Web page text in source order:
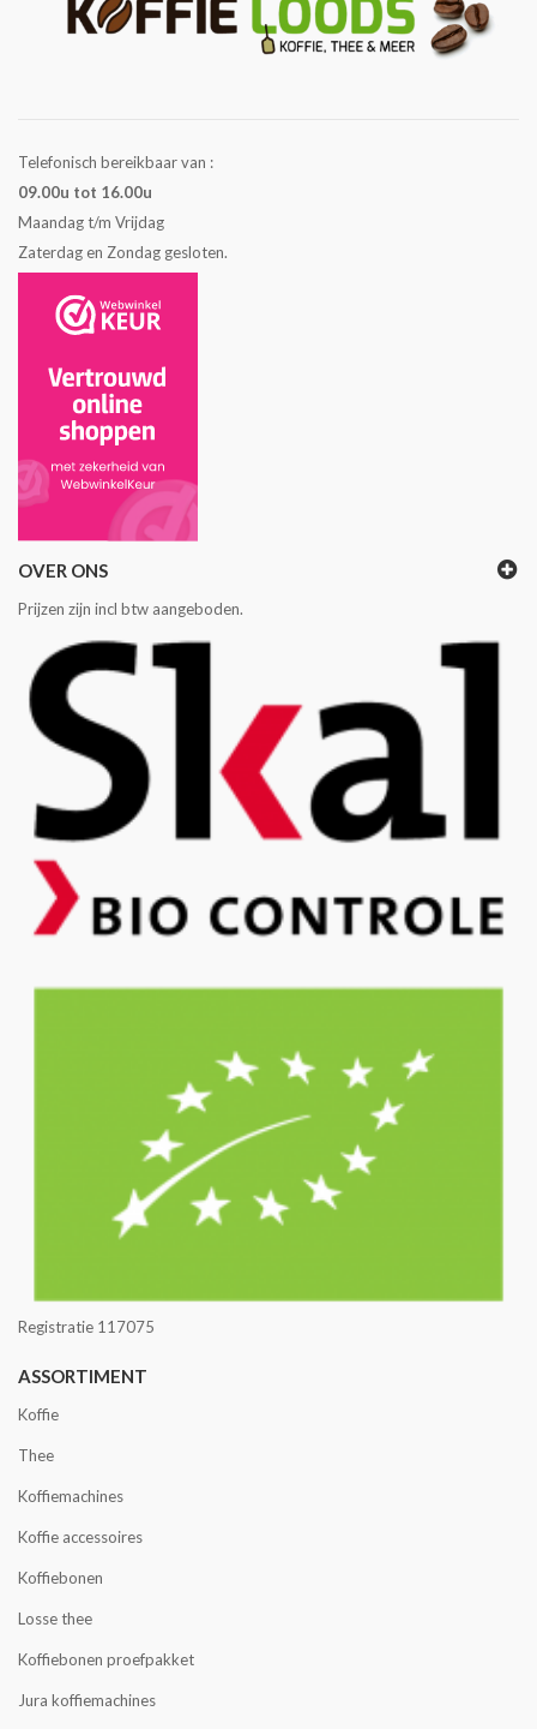
Telefonisch bereikbaar van :
09.00u tot 16.00u
Maandag t/m Vrijdag
Zaterdag en Zondag gesloten.
OVER ONS
Prijzen zijn incl btw aangeboden.
Registratie 117075
ASSORTIMENT
Koffie
Thee
Koffiemachines
Koffie accessoires
Koffiebonen
Losse thee
Koffiebonen proefpakket
Jura koffiemachines